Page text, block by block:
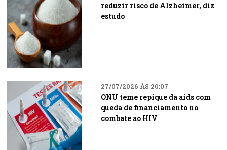
reduzir risco de Alzheimer, diz
estudo
27/07/2026 ÀS 20:07
ONU teme repique da aids com
queda de financiamento no
combate ao HIV